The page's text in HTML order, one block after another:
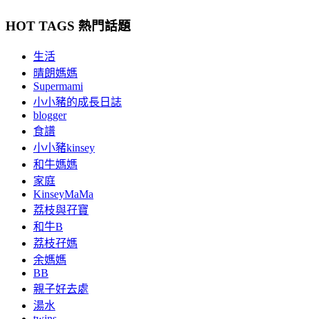
HOT TAGS 熱門話題
生活
晴朗媽媽
Supermami
小小豬的成長日誌
blogger
食譜
小小豬kinsey
和牛媽媽
家庭
KinseyMaMa
荔枝與孖寶
和牛B
荔枝孖媽
余媽媽
BB
親子好去處
湯水